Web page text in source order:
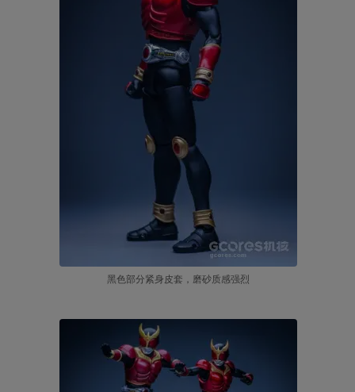
黑色部分紧身皮套，磨砂质感强烈